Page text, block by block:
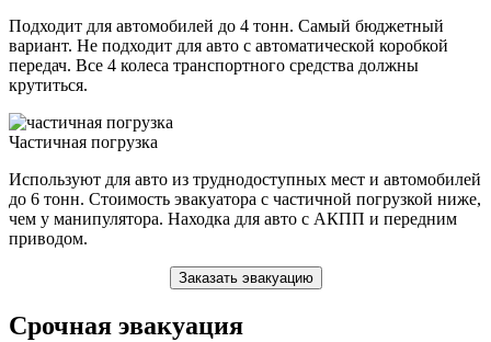
Подходит для автомобилей до 4 тонн. Самый бюджетный
вариант. Не подходит для авто с автоматической коробкой
передач. Все 4 колеса транспортного средства должны
крутиться.
Частичная погрузка
Используют для авто из труднодоступных мест и автомобилей
до 6 тонн. Стоимость эвакуатора с частичной погрузкой ниже,
чем у манипулятора. Находка для авто с АКПП и передним
приводом.
Заказать эвакуацию
Срочная эвакуация